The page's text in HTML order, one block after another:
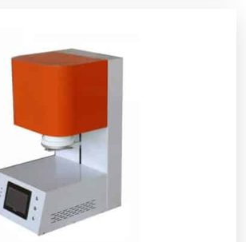
من نوع صندوقي. يعتمد هذا الفرن من نوع
الأسنان على استخدام ألياف موليت متعددة
Crystal هو [...]